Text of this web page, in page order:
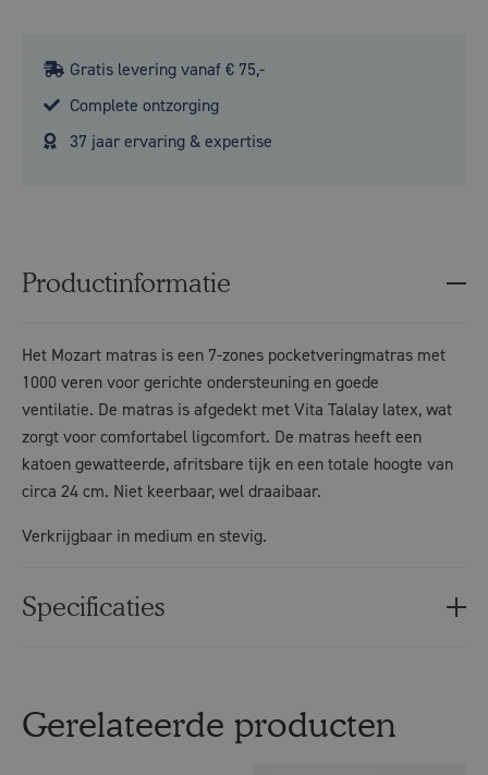
Gratis levering vanaf € 75,-
Complete ontzorging
37 jaar ervaring & expertise
Productinformatie
Het Mozart matras is een 7-zones pocketveringmatras met
1000 veren voor gerichte ondersteuning en goede
ventilatie. De matras is afgedekt met Vita Talalay latex, wat
zorgt voor comfortabel ligcomfort. De matras heeft een
katoen gewatteerde, afritsbare tijk en een totale hoogte van
circa 24 cm. Niet keerbaar, wel draaibaar.
Verkrijgbaar in medium en stevig.
Specificaties
Gerelateerde producten